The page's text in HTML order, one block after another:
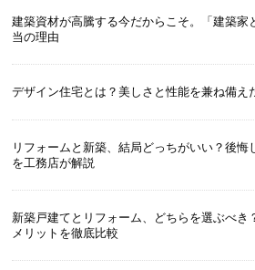
建築資材が高騰する今だからこそ。「建築家
当の理由
デザイン住宅とは？美しさと性能を兼ね備え
リフォームと新築、結局どっちがいい？後悔
を工務店が解説
新築戸建てとリフォーム、どちらを選ぶべき
メリットを徹底比較